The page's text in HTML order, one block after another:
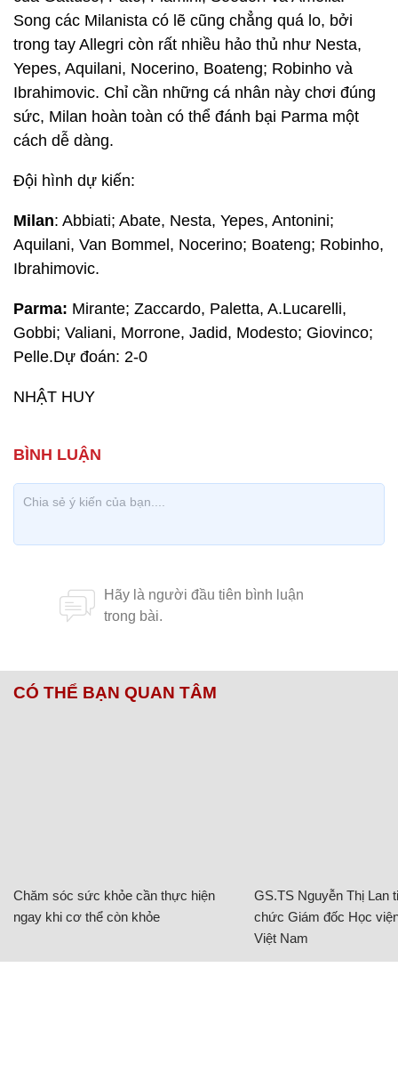
Song các Milanista có lẽ cũng chẳng quá lo, bởi
trong tay Allegri còn rất nhiều hảo thủ như Nesta,
Yepes, Aquilani, Nocerino, Boateng; Robinho và
Ibrahimovic. Chỉ cần những cá nhân này chơi đúng
sức, Milan hoàn toàn có thể đánh bại Parma một
cách dễ dàng.
Đội hình dự kiến:
Milan: Abbiati; Abate, Nesta, Yepes, Antonini;
Aquilani, Van Bommel, Nocerino; Boateng; Robinho,
Ibrahimovic.
Parma: Mirante; Zaccardo, Paletta, A.Lucarelli,
Gobbi; Valiani, Morrone, Jadid, Modesto; Giovinco;
Pelle.Dự đoán: 2-0
NHẬT HUY
CÓ THỂ BẠN QUAN TÂM
Chăm sóc sức khỏe cần thực hiện
ngay khi cơ thể còn khỏe
GS.TS Nguyễn Thị Lan
chức Giám đốc Học
Việt Nam